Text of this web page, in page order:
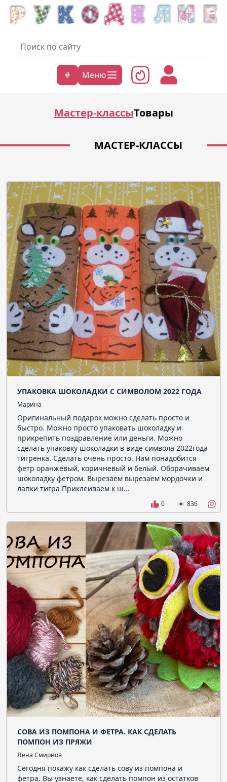
# Меню
Мастер-классыТовары
МАСТЕР-КЛАССЫ
УПАКОВКА ШОКОЛАДКИ С СИМВОЛОМ 2022 ГОДА
Марина
Оригинальный подарок можно сделать просто и
быстро. Можно просто упаковать шоколадку и
прикрепить поздравление или деньги. Можно
сделать упаковку шоколадки в виде символа 2022года
тигренка. Сделать очень просто. Нам понадобится
фетр оранжевый, коричневый и белый. Оборачиваем
шоколадку фетром. Вырезаем вырезаем мордочки и
лапки тигра Приклеиваем к ш...
0 836
СОВА ИЗ ПОМПОНА И ФЕТРА. КАК СДЕЛАТЬ
ПОМПОН ИЗ ПРЯЖИ
Лена Смирнов
Сегодня покажу как сделать сову из помпона и
фетра. Вы узнаете, как сделать помпон из остатков